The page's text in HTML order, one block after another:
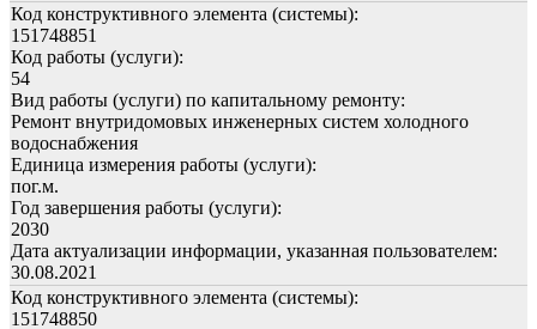
Код конструктивного элемента (системы):
151748851
Код работы (услуги):
54
Вид работы (услуги) по капитальному ремонту:
Ремонт внутридомовых инженерных систем холодного
водоснабжения
Единица измерения работы (услуги):
пог.м.
Год завершения работы (услуги):
2030
Дата актуализации информации, указанная пользователем:
30.08.2021
Код конструктивного элемента (системы):
151748850